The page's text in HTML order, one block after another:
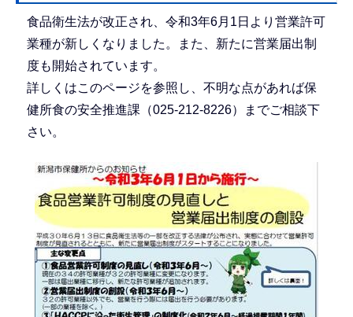
食品衛生法が改正され、令和3年6月1日より営業許可
業種が新しくなりました。また、新たに営業届出制
度も開始されています。
詳しくはこのページを参照し、不明な点があれば保
健所食の安全推進課（025-212-8226）までご相談下
さい。